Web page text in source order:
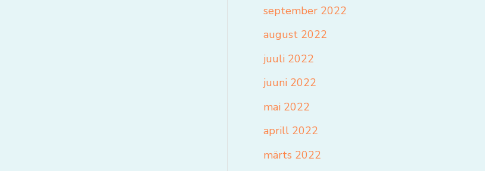
september 2022
august 2022
juuli 2022
juuni 2022
mai 2022
aprill 2022
märts 2022